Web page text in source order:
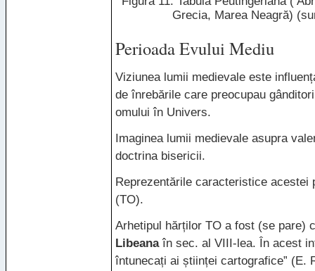
Grecia, Marea Neagră)
Perioada Evului Mediu
Viziunea lumii medievale este
de înrebările care preocupau
omului în Univers.
Imaginea lumii medievale asupra
doctrina bisericii.
Reprezentările caracteristice
(TO).
Arhetipul hărților TO a fost (se pare)
Libeanaîn sec. al VIII -lea. În acest
întunecați ai științei cartografice” (E.